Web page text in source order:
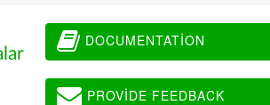
DOCUMENTATION
PROVIDE FEEDBACK